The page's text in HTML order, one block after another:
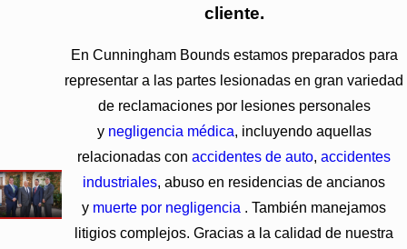
cliente.
En Cunningham Bounds estamos preparados para
representar a las partes lesionadas en gran variedad
de reclamaciones por lesiones personales
y negligencia médica, incluyendo aquellas
relacionadas conaccidentes de auto,accidentes
industriales, abuso en residencias de ancianos
y muerte por negligencia . También manejamos
litigios complejos. Gracias a la calidad de nuestra